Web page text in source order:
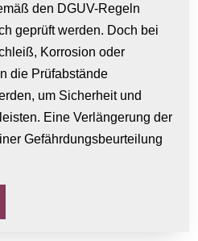
den DGUV-Regeln
geprüft werden. Doch bei
Korrosion oder
die Prüfabstände
um Sicherheit und
Eine Verlängerung der
Gefährdungsbeurteilung